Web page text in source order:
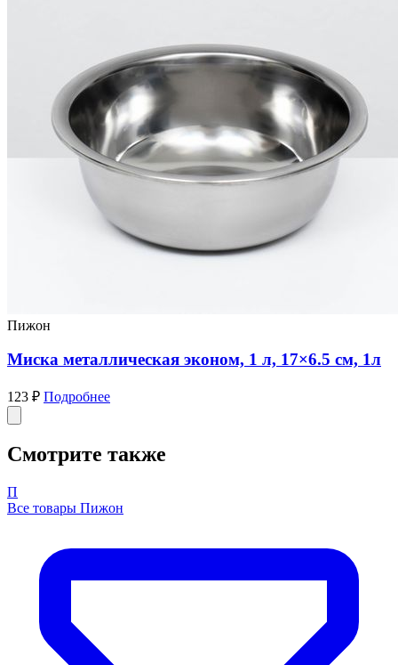
Ухо говяжье с основанием для средних и мелких
пород
314 ₽
В наличии
1 продавец